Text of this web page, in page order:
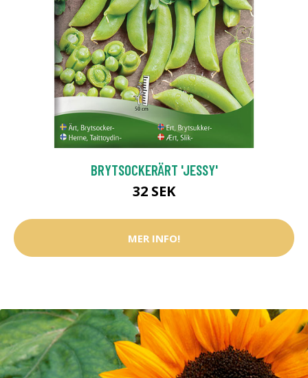
BRYTSOCKERÄRT 'JESSY'
32 SEK
MER INFO!